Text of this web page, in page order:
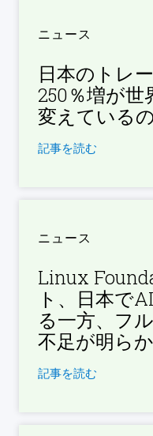
ニュース
日本のトレ
250％増が世
変えている
記事を読む
ニュース
Linux
ト、日本で
る一方、フ
不足が明ら
記事を読む